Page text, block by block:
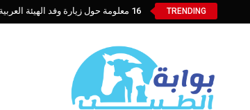
TRENDING 16 معلومة حول زيارة وفد الهيئة العربية للإستثمار والإنماء الزراعي إلي السعودية